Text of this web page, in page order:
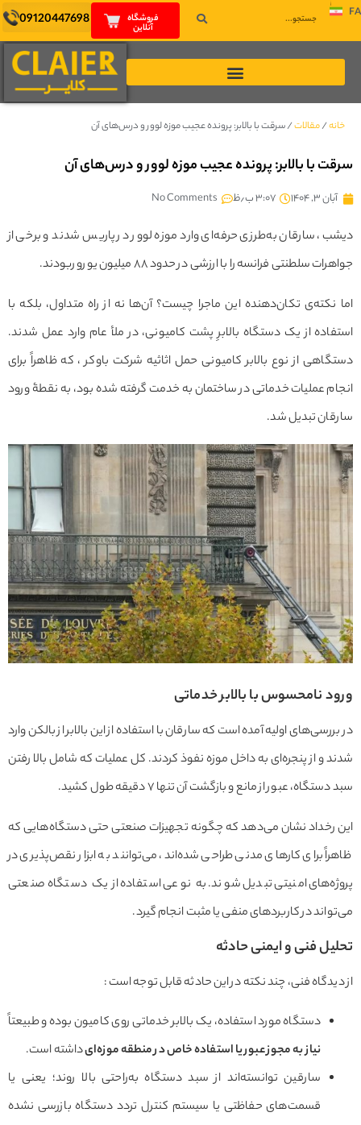
FA فروشگاه
آنلاین 09120447698
خانه/مقالات/سرقت با بالابر: پرونده عجیب موزه لوور و درس‌های آن
سرقت با بالابر: پرونده عجیب موزه لوور و درس‌های آن
آبان ۳, ۱۴۰۴ ۳:۰۷ ب٫ظ No Comments
دیشب، سارقان به‌طرزی حرفه‌ای وارد موزه لوور در پاریس شدند و برخی از
جواهرات سلطنتی فرانسه را با ارزشی در حدود ۸۸ میلیون یورو ربودند.
اما نکته‌ی تکان‌دهنده‌ این ماجرا چیست؟ آن‌ها نه از راه متداول، بلکه با
استفاده از یک دستگاه بالا­برِ پشت کامیونی، در ملأ عام وارد عمل شدند.
دستگاهی از نوع بالابر کامیونی حمل اثاثیه شرکت باوکر ، که ظاهراً برای
انجام عملیات خدماتی در ساختمان به خدمت گرفته شده بود، به نقطۀ ورود
سارقان تبدیل شد.
ورود نامحسوس با بالابر خدماتی
در بررسی‌های اولیه آمده است که سارقان با استفاده از این بالابر از بالکن وارد
شدند و از پنجره‌ای به داخل موزه نفوذ کردند. کل عملیات که شامل بالا رفتن
سبد دستگاه، عبور از مانع و بازگشت آن تنها ۷ دقیقه طول کشید.
این رخداد نشان می‌دهد که چگونه تجهیزات صنعتی حتی دستگاه‌هایی که
ظاهراً برای کارهای مدنی طراحی شده‌اند، می‌توانند به ابزار نقص‌پذیری در
پروژه‌های امنیتی تبدیل شوند. به نوعی استفاده از یک دستگاه صنعتی
می‌تواند در کاربردهای منفی یا مثبت انجام گیرد.
تحلیل فنی و ایمنی حادثه
از دیدگاه فنی، چند نکته در این حادثه قابل توجه است :
دستگاه مورد استفاده، یک بالابر خدماتی روی کامیون بوده و طبیعتاً
نیاز به مجوز عبور یا استفاده خاص در منطقه موزه‌ایداشته است.
سارقین توانسته‌اند از سبد دستگاه به‌راحتی بالا روند؛ یعنی یا
قسمت‌های حفاظتی یا سیستم کنترل تردد دستگاه بازرسی نشده